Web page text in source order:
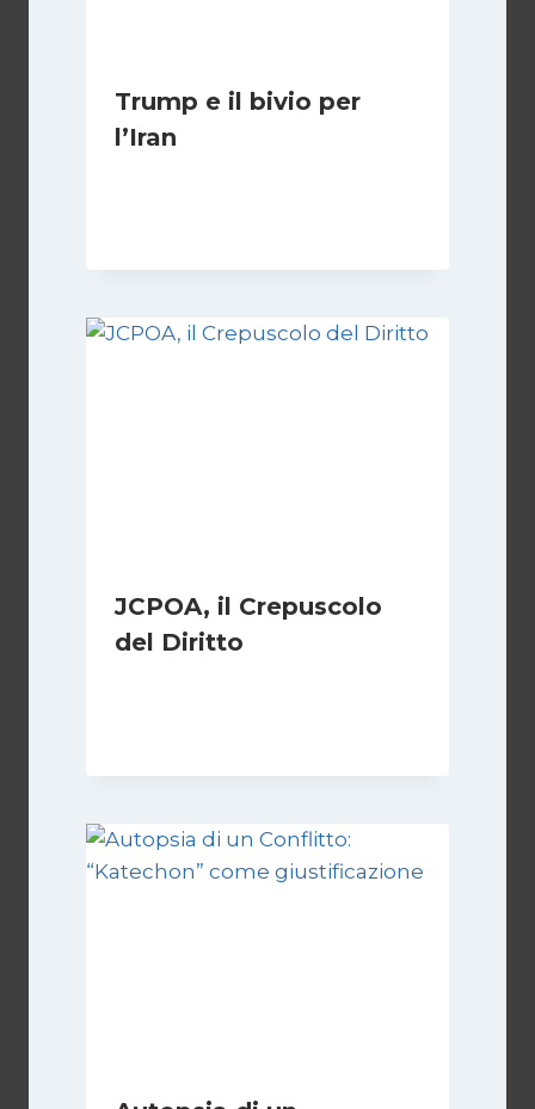
Trump e il bivio per
l’Iran
JCPOA, il Crepuscolo
del Diritto